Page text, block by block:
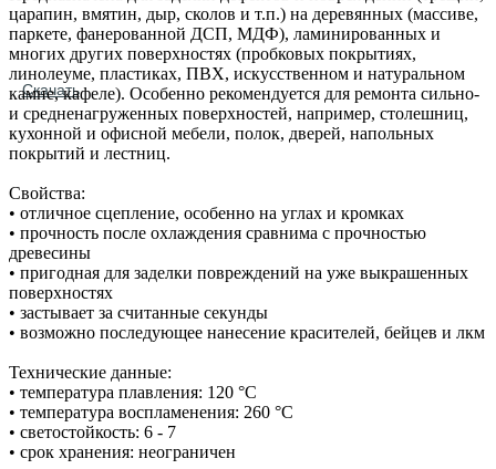
Скачать
царапин, вмятин, дыр, сколов и т.п.) на деревянных (массиве,
паркете, фанерованной ДСП, МДФ), ламинированных и
многих других поверхностях (пробковых покрытиях,
линолеуме, пластиках, ПВХ, искусственном и натуральном
камне, кафеле). Особенно рекомендуется для ремонта сильно‐
и средненагруженных поверхностей, например, столешниц,
кухонной и офисной мебели, полок, дверей, напольных
покрытий и лестниц.
Свойства:
• отличное сцепление, особенно на углах и кромках
• прочность после охлаждения сравнима с прочностью
древесины
• пригодная для заделки повреждений на уже выкрашенных
поверхностях
• застывает за считанные секунды
• возможно последующее нанесение красителей, бейцев и лкм
Технические данные:
• температура плавления: 120 °С
• температура воспламенения: 260 °С
• светостойкость: 6 - 7
• срок хранения: неограничен